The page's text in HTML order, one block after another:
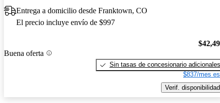
Entrega a domicilio desde Franktown, CO
El precio incluye envío de $997
Buena oferta
Sin tasas de concesionario adicionales
$837/mes
Verif. disponibilidad